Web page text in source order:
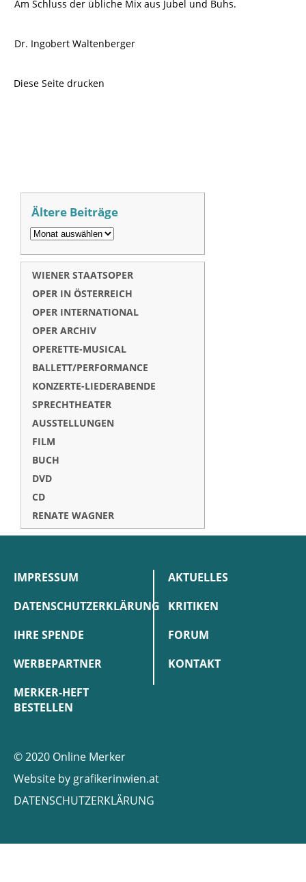
Am Schluss der übliche Mix aus Jubel und Buhs.
Dr. Ingobert Waltenberger
Diese Seite drucken
Ältere Beiträge
WIENER STAATSOPER
OPER IN ÖSTERREICH
OPER INTERNATIONAL
OPER ARCHIV
OPERETTE-MUSICAL
BALLETT/PERFORMANCE
KONZERTE-LIEDERABENDE
SPRECHTHEATER
AUSSTELLUNGEN
FILM
BUCH
DVD
CD
RENATE WAGNER
IMPRESSUM
DATENSCHUTZERKLÄRUNG
IHRE SPENDE
WERBEPARTNER
MERKER-HEFT
BESTELLEN
AKTUELLES
KRITIKEN
FORUM
KONTAKT
© 2020 Online Merker
Website by grafikerinwien.at
DATENSCHUTZERKLÄRUNG